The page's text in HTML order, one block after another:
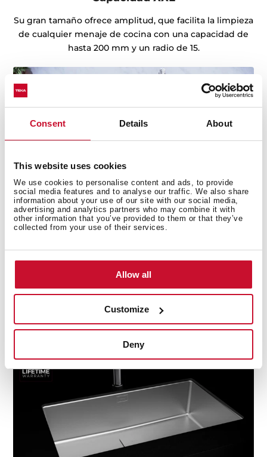
Consent Details About
This website uses cookies
We use cookies to personalise content and ads, to provide
social media features and to analyse our traffic. We also share
information about your use of our site with our social media,
advertising and analytics partners who may combine it with
other information that you’ve provided to them or that they’ve
collected from your use of their services.
Allow all
Customize
Deny
Su gran tamaño ofrece amplitud, que facilita la limpieza
de cualquier menaje de cocina con una capacidad de
hasta 200 mm y un radio de 15.
Fregaderos con Lifetime Warranty
Fabricados con material de la mayor durabilidad, y
sometidos a infinidad de test de resistencia, para
tan seguros de ello, que ofrecemos garantía de por
vida.